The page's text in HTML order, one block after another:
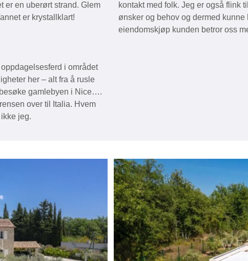
er en uberørt strand. Glem
er krystallklart!
i området
her – alt fra å rusle
gamlebyen i Nice….
over til Italia. Hvem
jeg.
kontakt med folk. Jeg er også flink
ønsker og behov og dermed
eiendomskjøp kunden betror oss